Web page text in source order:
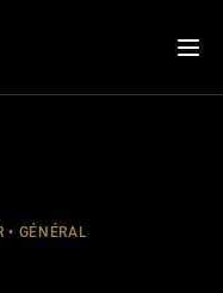
GÉNÉRAL